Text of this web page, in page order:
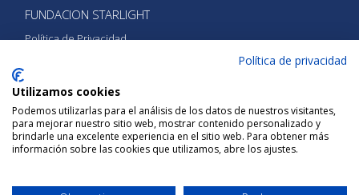
FUNDACION STARLIGHT
Política de Privacidad
CONTACTA CON FUNDACIÓN STARLIGHT
Calle Vía Láctea S/N 38205 San Cristóbal de
La Laguna, Tenerife, España
Política de privacidad
Utilizamos cookies
Podemos utilizarlas para el análisis de los datos de nuestros visitantes,
para mejorar nuestro sitio web, mostrar contenido personalizado y
brindarle una excelente experiencia en el sitio web. Para obtener más
información sobre las cookies que utilizamos, abre los ajustes.